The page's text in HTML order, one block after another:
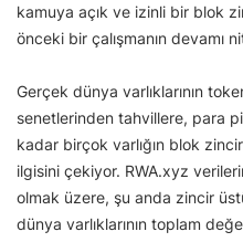
kamuya açık ve izinli bir blok
önceki bir çalışmanın devamı
Gerçek dünya varlıklarının
senetlerinden tahvillere, para
kadar birçok varlığın blok
ilgisini çekiyor. RWA.xyz
olmak üzere, şu anda zincir
dünya varlıklarının toplam